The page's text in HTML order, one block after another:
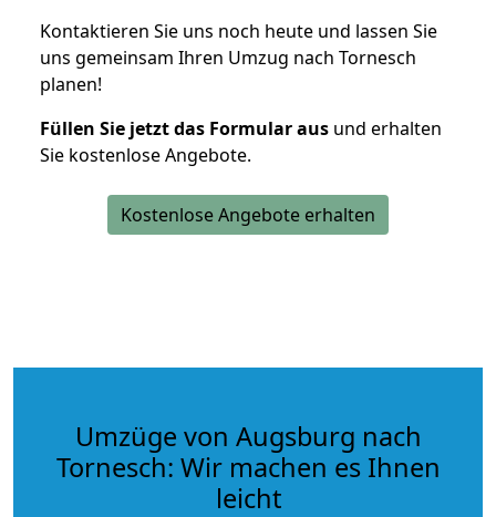
Kontaktieren Sie uns noch heute und lassen Sie
uns gemeinsam Ihren Umzug nach Tornesch
planen!
Füllen Sie jetzt das Formular aus und erhalten
Sie kostenlose Angebote.
Kostenlose Angebote erhalten
Umzüge von Augsburg nach
Tornesch: Wir machen es Ihnen
leicht